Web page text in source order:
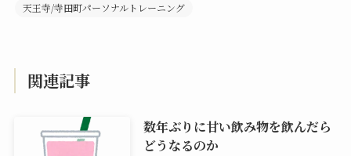
天王寺/寺田町パーソナルトレーニング
関連記事
数年ぶりに甘い飲み物を飲んだら
どうなるのか